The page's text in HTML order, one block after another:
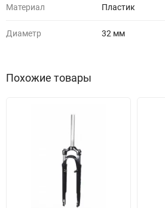
Материал Пластик
Диаметр 32 мм
Похожие товары